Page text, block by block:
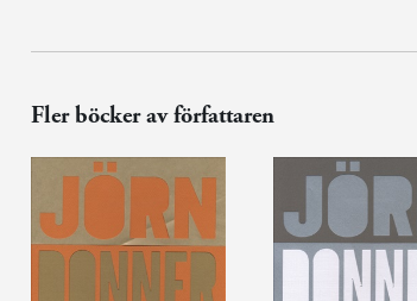
Fler böcker av författaren